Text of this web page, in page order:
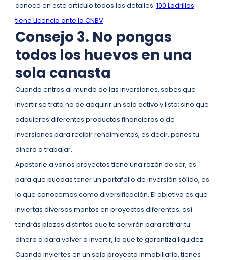
conoce en este artículo todos los detalles: 100 Ladrillos
tiene Licencia ante la CNBV
Consejo 3. No pongas
todos los huevos en una
sola canasta
Cuando entras al mundo de las inversiones, sabes que
invertir se trata no de adquirir un solo activo y listo; sino que
adquieres diferentes productos financieros o de
inversiones para recibir rendimientos, es decir, pones tu
dinero a trabajar.
Apostarle a varios proyectos tiene una razón de ser, es
para que puedas tener un portafolio de inversión sólido, es
lo que conocemos como diversificación. El objetivo es que
inviertas diversos montos en proyectos diferentes; así
tendrás plazos distintos que te servirán para retirar tu
dinero o para volver a invertir, lo que te garantiza liquidez.
Cuando inviertes en un solo proyecto inmobiliario, tienes